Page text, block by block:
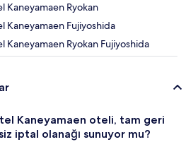
Kaneyamaen Ryokan
Kaneyamaen Fujiyoshida
Kaneyamaen Ryokan Fujiyoshida
Kaneyamaen oteli, tam geri
iptal olanağı sunuyor mu?